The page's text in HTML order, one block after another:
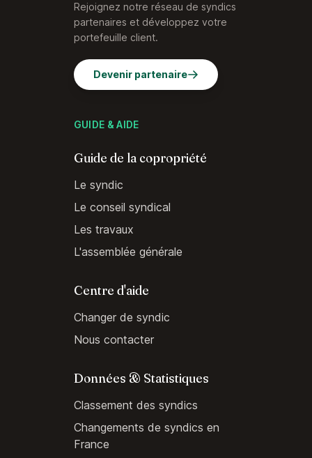
Rejoignez notre réseau de syndics
partenaires et développez votre
portefeuille client.
Devenir partenaire
GUIDE & AIDE
Guide de la copropriété
Le syndic
Le conseil syndical
Les travaux
L'assemblée générale
Centre d'aide
Changer de syndic
Nous contacter
Données & Statistiques
Classement des syndics
Changements de syndics en
France